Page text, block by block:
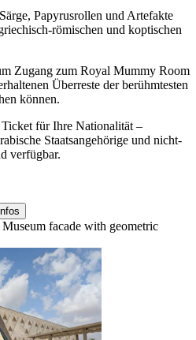
Papyrusrollen und Artefakte
römischen und koptischen
Zugang zum Royal Mummy Room
Überreste der berühmtesten
können.
für Ihre Nationalität –
Staatsangehörige und nicht-
verfügbar.
facade with geometric